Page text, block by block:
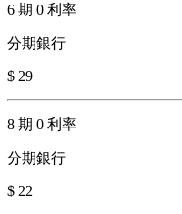
6 期 0 利率
分期銀行
$ 29
8 期 0 利率
分期銀行
$ 22